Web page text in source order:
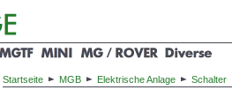
Startseite MGB Elektrische Anlage Schalter